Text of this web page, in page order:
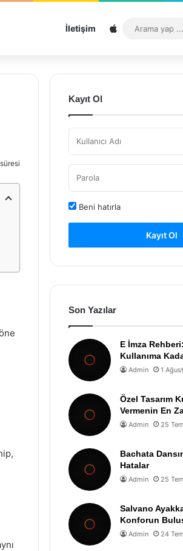
İletişim Sitemap
Kayıt Ol
Beni hatırla
Kayıt Ol
Son Yazılar
E İmza
Kullanıma
Admin 1
Özel Tasarım
Vermenin En
Admin 25
Bachata
Hatalar
Admin 25
Salvano
Konforun
Admin 24